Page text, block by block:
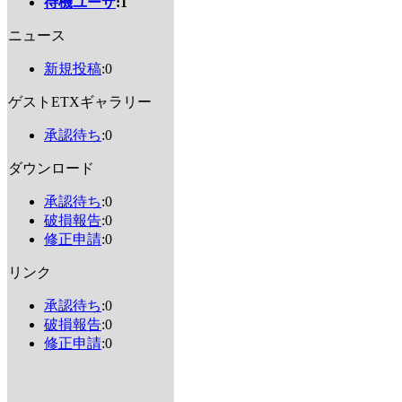
ニュース
新規投稿:0
ゲストETXギャラリー
承認待ち:0
ダウンロード
承認待ち:0
破損報告:0
修正申請:0
リンク
承認待ち:0
破損報告:0
修正申請:0